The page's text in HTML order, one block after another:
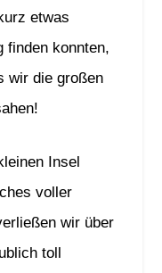
etwas
finden konnten,
wir die großen
Insel
voller
wir über
toll